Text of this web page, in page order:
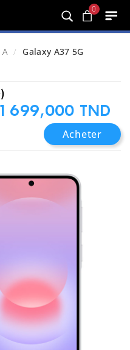
0
A
Galaxy A37 5G
1 699,000 TND
Acheter